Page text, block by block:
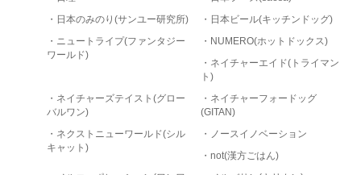
・日本のみのり(サンユー研究所) ・日本ビール(キッチンドッグ)
・ニュートライプ(ファンタジー
ワールド)
・NUMERO(ホットドックス)
・ネイチャーエイド(トライマン
ト)
・ネイチャーズテイスト(グロー
バルワン)
・ネイチャーフォードッグ
(GITAN)
・ネクストニューワールド(シル
キャット)
・ノースイノベーション
・not(漢方ごはん)